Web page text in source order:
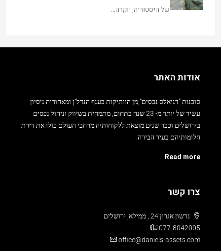
של היסטוריה, יוקרה…
אודות האתר
סוכנות “דניאלס נכסים”,מן הוותיקות בענף הנדל”ן ומאחוריה ניסיון
עשיר של יותר מ- 23 שנה בתחום, מתמחית בשיווק וניהול נכסים
בירושלים וכבר שנים מוצאת ללקוחותיה מרחבי העולם כולו את דירת
חלומותיהם בעיר הבירה.
Read more
צרו קשר
גרשון אגרון 24 , ממילא, ירושלים
077-8042005
office@daniels-assets.com